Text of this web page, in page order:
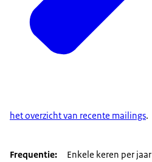
het overzicht van recente mailings.
Frequentie
Enkele keren per jaar